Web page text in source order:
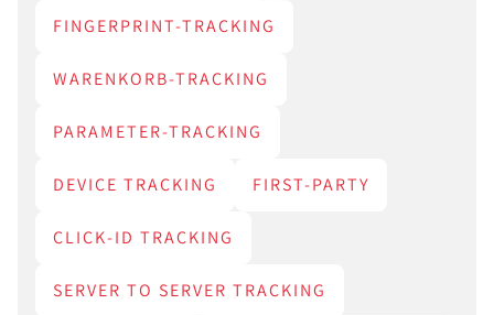
FINGERPRINT-TRACKING
WARENKORB-TRACKING
PARAMETER-TRACKING
DEVICE TRACKING FIRST-PARTY
CLICK-ID TRACKING
SERVER TO SERVER TRACKING